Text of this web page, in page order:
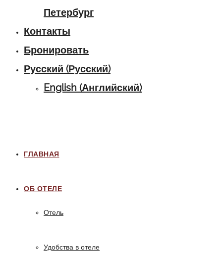
Петербург
Контакты
Бронировать
Русский (Русский)
English (Английский)
ГЛАВНАЯ
ОБ ОТЕЛЕ
Отель
Удобства в отеле